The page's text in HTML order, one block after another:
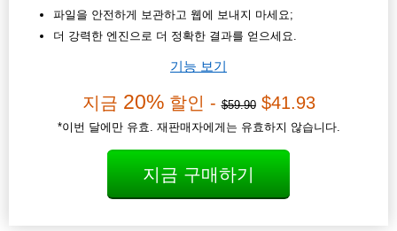
파일을 안전하게 보관하고 웹에 보내지 마세요;
더 강력한 엔진으로 더 정확한 결과를 얻으세요.
기능 보기
지금 20%할인 -$59.90$41.93
*이번 달에만 유효. 재판매자에게는 유효하지 않습니다.
지금 구매하기